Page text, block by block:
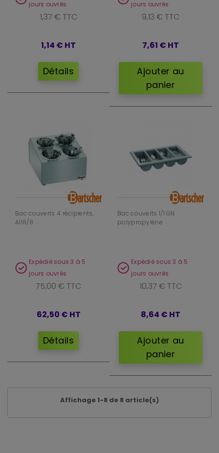
jours ouvrés
1,37 € TTC
1,14 € HT
Détails
jours ouvrés
9,13 € TTC
7,61 € HT
Ajouter au
panier
Bac couverts 4 récipients,
AI18/8
Expédié sous 3 à 5
jours ouvrés
75,00 € TTC
62,50 € HT
Détails
Bac couverts 1/1 GN
polypropylène
Expédié sous 3 à 5
jours ouvrés
10,37 € TTC
8,64 € HT
Ajouter au
panier
Affichage 1-8 de 8 article(s)